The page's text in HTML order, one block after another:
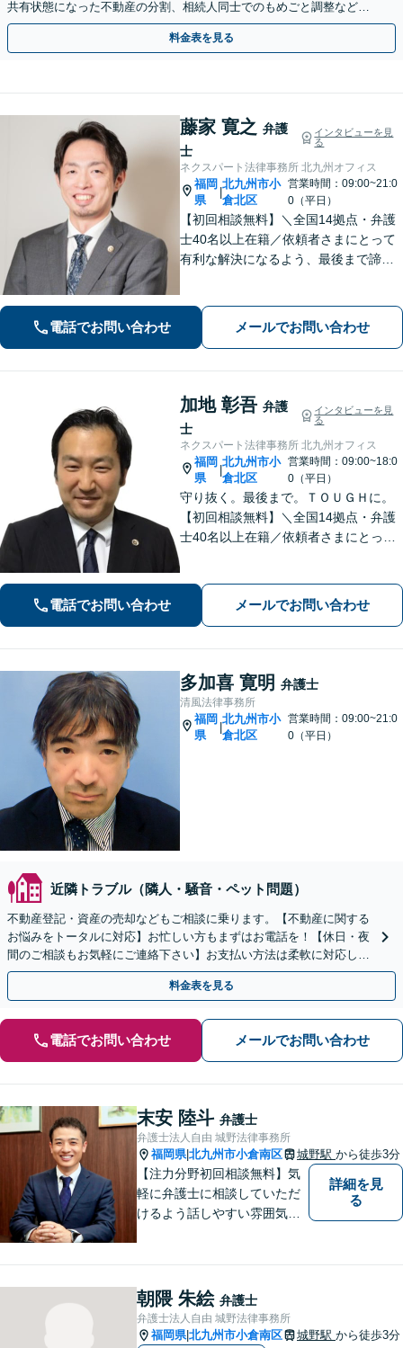
共有状態になった不動産の分割、相続人同士でのもめごと調整など」
オーナーさまもご相談ください【休日・夜間相談可】
料金表を見る
藤家 寛之 弁護
士
インタビューを見
る
ネクスパート法律事務所 北九州オフィス
福岡
県
北九州市小
倉北区
営業時間：09:00~21:0
0（平日）
【初回相談無料】＼全国14拠点・弁護
士40名以上在籍／依頼者さまにとって
有利な解決になるよう、最後まで諦め
談ください【夜間・休日対応】
電話でお問い合わせ メールでお問い合わせ
加地 彰吾 弁護
士
インタビューを見
る
ネクスパート法律事務所 北九州オフィス
福岡
県
北九州市小
倉北区
営業時間：09:00~18:0
0（平日）
守り抜く。最後まで。ＴＯＵＧＨに。
【初回相談無料】＼全国14拠点・弁護
士40名以上在籍／依頼者さまにとって
題/相続/交通事故/刑事事件など、ご相
談ください【夜間・休日対応】
電話でお問い合わせ メールでお問い合わせ
多加喜 寛明 弁護士
清風法律事務所
福岡
県
北九州市小
倉北区
営業時間：09:00~21:0
0（平日）
近隣トラブル（隣人・騒音・ペット問題）
不動産登記・資産の売却などもご相談に乗ります。【不動産に関する
お悩みをトータルに対応】お忙しい方もまずはお電話を！【休日・夜
間のご相談もお気軽にご連絡下さい】お支払い方法は柔軟に対応しま
す【ご依頼者様のご負担、実質0円／完全成功報酬制あり】
料金表を見る
電話でお問い合わせ メールでお問い合わせ
末安 陸斗 弁護士
弁護士法人自由 城野法律事務所
福岡県|北九州市小倉南区 城野駅 から徒歩3分
【注力分野初回相談無料】気
軽に弁護士に相談していただ
けるよう話しやすい雰囲気を
ば、些細なことでもお気軽に
お問い合わせください。
詳細を見
る
朝隈 朱絵 弁護士
弁護士法人自由 城野法律事務所
福岡県|北九州市小倉南区 城野駅 から徒歩3分